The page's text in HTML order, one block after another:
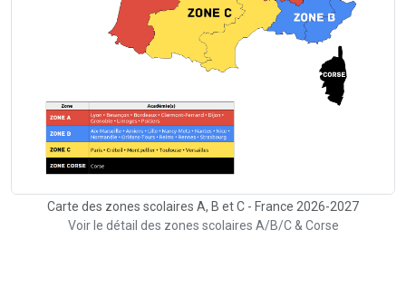
Carte des zones scolaires A, B et C - France 2026-2027
Voir le détail des zones scolaires A/B/C & Corse